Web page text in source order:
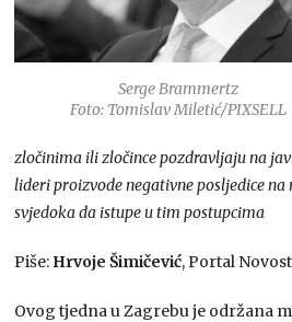
Serge Brammertz
Foto: Tomislav Miletić/PIXSELL
zločinima ili zločince pozdravljaju na
lideri proizvode negativne posljedice
svjedoka da istupe u tim postupcima
Piše: Hrvoje Šimičević, Portal
Ovog tjedna u Zagrebu je održana